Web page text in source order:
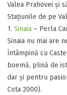
Valea Prahovei și
​Stațiunile de pe
​1. Sinaia – Perla
​Sinaia nu mai are
întâmpină cu
boemă, plină de
dar și pentru
Cota 2000).